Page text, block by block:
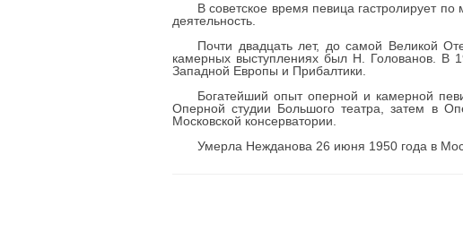
В советское время певица гастролирует
деятельность.
Почти двадцать лет, до самой Великой
камерных выступлениях был Н. Голованов. В
Западной Европы и Прибалтики.
Богатейший опыт оперной и камерной
Оперной студии Большого театра, затем в
Московской консерватории.
Умерла Нежданова 26 июня 1950 года в